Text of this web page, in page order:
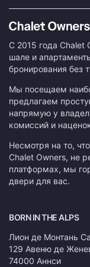
С 2015 года Chalet
шале и
бронирования без
Мы посещаем
предлагаем
напрямую у
комиссий и
Несмотря на то,
Chalet Owners, не
платформах, мы
двери для вас.
BORN IN THE ALPS
Лион де Монтань
129 Авеню де
74000 Аннси